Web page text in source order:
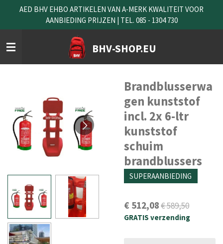
naar
de
hoofdinhoud
BHV-SHOP.EU
AED BHV EHBO ARTIKELEN VAN A-MERK KWALITEIT VOOR
AANBIEDING PRIJZEN | TEL. 085 - 1304 730
Brandblusserwa
gen kunststof
incl. 2x 6-ltr
kunststof
schuim
brandblussers
SUPERAANBIEDING
€ 512,08€ 589,50
GRATIS verzending